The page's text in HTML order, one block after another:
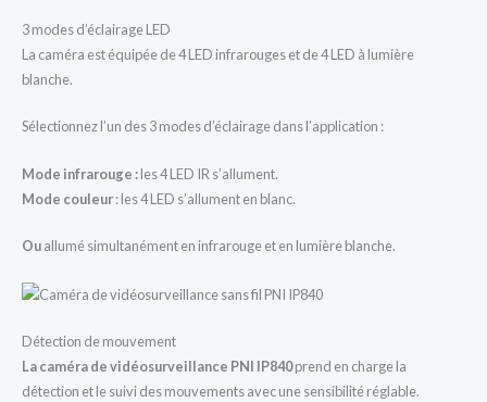
3 modes d’éclairage LED
La caméra est équipée de 4 LED infrarouges et de 4 LED à lumière
blanche.
Sélectionnez l’un des 3 modes d’éclairage dans l’application :
Mode infrarouge :les 4 LED IR s’allument.
Mode couleur: les 4 LED s’allument en blanc.
Ouallumé simultanément en infrarouge et en lumière blanche.
Détection de mouvement
La caméra de vidéosurveillance PNI IP840prend en charge la
détection et le suivi des mouvements avec une sensibilité réglable.